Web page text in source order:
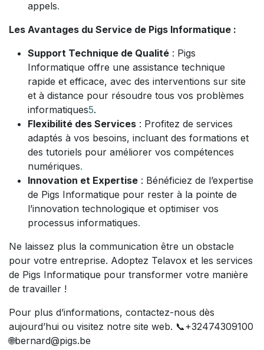
appels.
Les Avantages du Service de Pigs Informatique :
Support Technique de Qualité : Pigs
Informatique offre une assistance technique
rapide et efficace, avec des interventions sur site
et à distance pour résoudre tous vos problèmes
informatiques5.
Flexibilité des Services : Profitez de services
adaptés à vos besoins, incluant des formations et
des tutoriels pour améliorer vos compétences
numériques.
Innovation et Expertise : Bénéficiez de l’expertise
de Pigs Informatique pour rester à la pointe de
l’innovation technologique et optimiser vos
processus informatiques.
Ne laissez plus la communication être un obstacle
pour votre entreprise. Adoptez Telavox et les services
de Pigs Informatique pour transformer votre manière
de travailler !
Pour plus d’informations, contactez-nous dès
aujourd’hui ou visitez notre site web. 📞+32474309100
🌐bernard@pigs.be